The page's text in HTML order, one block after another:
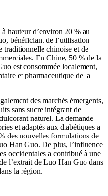
hauteur d’environ 20 % au
bénéficiant de l’utilisation
traditionnelle chinoise et de
En Chine, 50 % de la
est consommée localement,
et pharmaceutique de la
des marchés émergents,
sans sucre intégrant de
naturel. La demande
et adaptés aux diabétiques a
des nouvelles formulations de
Han Guo. De plus, l’influence
occidentales a contribué à une
l’extrait de Luo Han Guo dans
la région.